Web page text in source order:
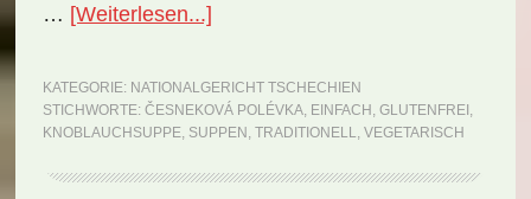
… [Weiterlesen...]ÜberNationalgericht
Česneková
Polévka
KATEGORIE: NATIONALGERICHT TSCHECHIEN
STICHWORTE: ČESNEKOVÁ POLÉVKA, EINFACH , GLUTENFREI ,
KNOBLAUCHSUPPE, SUPPEN , TRADITIONELL, VEGETARISCH